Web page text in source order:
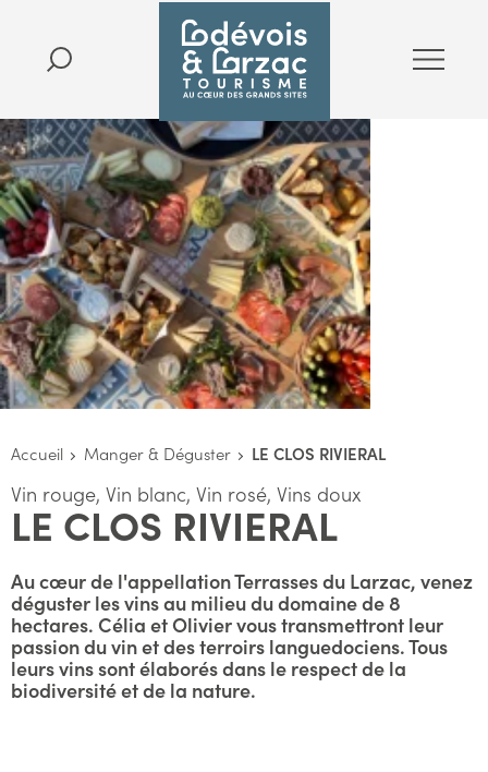
Accueil Manger & Déguster LE CLOS RIVIERAL
Vin rouge, Vin blanc, Vin rosé, Vins doux
LE CLOS RIVIERAL
Au cœur de l'appellation Terrasses du Larzac, venez
déguster les vins au milieu du domaine de 8
hectares. Célia et Olivier vous transmettront leur
passion du vin et des terroirs languedociens. Tous
leurs vins sont élaborés dans le respect de la
biodiversité et de la nature.